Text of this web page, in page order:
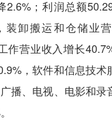
2.6%；利润总额
装卸搬运和仓储业
作营业收入增长
，软件和信息技术
播、电视、电影和录